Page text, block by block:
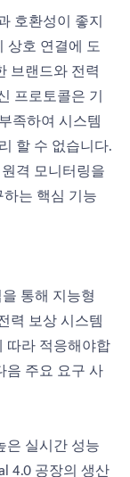
호환성이 좋지
상호 연결에 도
브랜드와 전력
프로토콜은 기
족하여 시스템
할 수 없습니다.
격 모니터링을
는 핵심 기능
통해 지능형
력 보상 시스템
따라 적응해야합
음 주요 요구 사
은 실시간 성능
4.0 공장의 생산